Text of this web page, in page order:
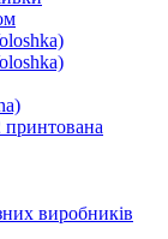
принтована
виробників